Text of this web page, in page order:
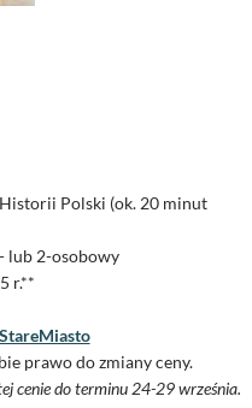
Polski (ok. 20 minut
lub 2-osobowy
r.**
prawo do zmiany ceny.
cenie do terminu 24-29 września.